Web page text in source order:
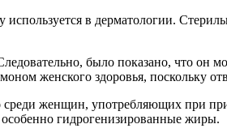
в дерматологии.
было показано, что он
женского здоровья, поскольку
женщин, употребляющих при
гидрогенизированные жиры.